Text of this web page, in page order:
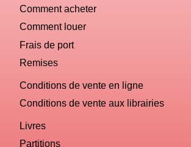
Comment acheter
Comment louer
Frais de port
Remises
Conditions de vente en ligne
Conditions de vente aux librairies
Livres
Partitions